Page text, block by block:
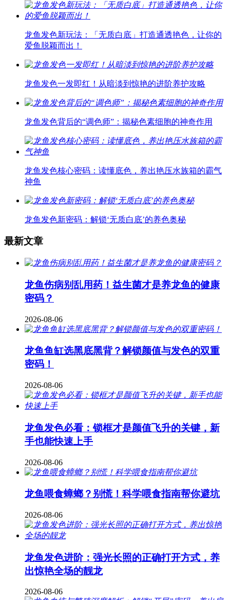
龙鱼发色新玩法：「无质白底」打造通透艳色，让你的
爱鱼脱颖而出！
龙鱼发色一发即红！从暗淡到惊艳的进阶养护攻略
龙鱼发色背后的“调色师”：揭秘色素细胞的神奇作用
龙鱼发色核心密码：读懂底色，养出艳压水族箱的霸气
神鱼
龙鱼发色新密码：解锁‘无质白底’的养色奥秘
最新文章
龙鱼伤病别乱用药！益生菌才是养龙鱼的健康
密码？
2026-08-06
龙鱼鱼缸选黑底黑背？解锁颜值与发色的双重
密码！
2026-08-06
龙鱼发色必看：锁框才是颜值飞升的关键，新
手也能快速上手
2026-08-06
龙鱼喂食蟑螂？别慌！科学喂食指南帮你避坑
2026-08-06
龙鱼发色进阶：强光长照的正确打开方式，养
出惊艳全场的靓龙
2026-08-06